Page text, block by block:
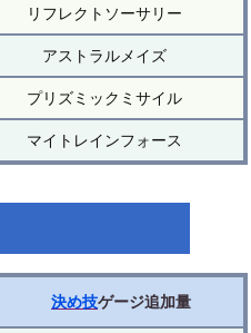
リフレクトソーサリー
アストラルメイズ
プリズミックミサイル
マイトレインフォース
決め技ゲージ追加量